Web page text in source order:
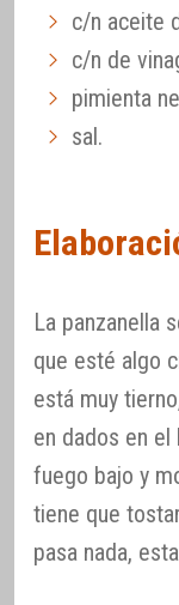
c/n aceite
c/n de
pimienta
sal.
La panzanella
que esté algo
está muy
en dados en el
fuego bajo y
tiene que
pasa nada,